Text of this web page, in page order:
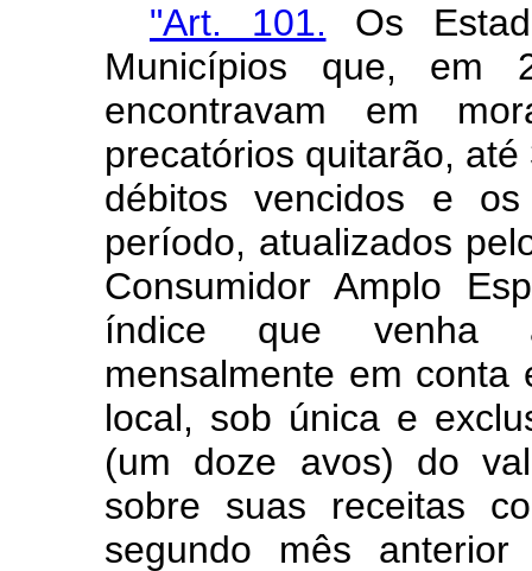
"Art. 101. Os
Municípios que,
encontravam em
precatórios quitarão,
débitos vencidos e
período, atualizados
Consumidor Amplo
índice que venha
mensalmente em conta
local, sob única e
(um doze avos) do
sobre suas receitas
segundo mês